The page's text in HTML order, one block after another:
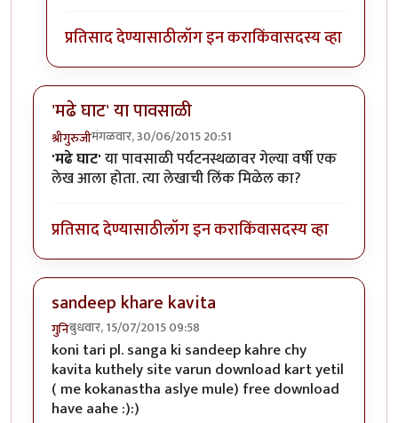
प्रतिसाद देण्यासाठीलॉग इन कराकिंवासदस्य व्हा
'मढे घाट' या पावसाळी
श्रीगुरुजीमंगळवार, 30/06/2015 20:51
'मढे घाट'या पावसाळी पर्यटनस्थळावर गेल्या वर्षी एक
लेख आला होता. त्या लेखाची लिंक मिळेल का?
प्रतिसाद देण्यासाठीलॉग इन कराकिंवासदस्य व्हा
sandeep khare kavita
गुनिबुधवार, 15/07/2015 09:58
koni tari pl. sanga ki sandeep kahre chy
kavita kuthely site varun download kart yetil
( me kokanastha aslye mule) free download
have aahe :):)